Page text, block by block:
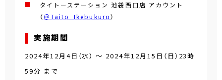
タイトーステーション 池袋西口店 アカウント
（＠Taito_Ikebukuro）
実施期間
2024年12月4日（水） ～ 2024年12月15日（日）23時
59分 まで